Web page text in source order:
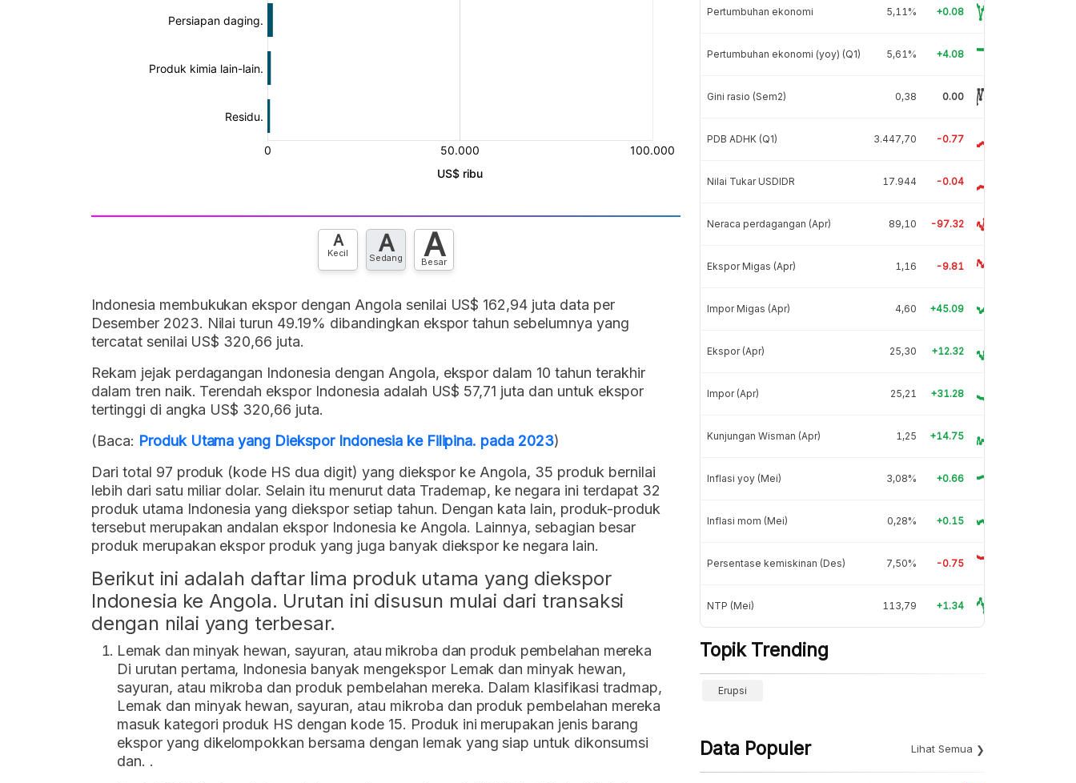
A
Kecil A
Sedang A
Besar
Indonesia membukukan ekspor dengan Angola senilai US$ 162,94 juta data per
Desember 2023. Nilai turun 49.19% dibandingkan ekspor tahun sebelumnya yang
tercatat senilai US$ 320,66 juta.
Rekam jejak perdagangan Indonesia dengan Angola, ekspor dalam 10 tahun terakhir
dalam tren naik. Terendah ekspor Indonesia adalah US$ 57,71 juta dan untuk ekspor
tertinggi di angka US$ 320,66 juta.
(Baca: Produk Utama yang Diekspor Indonesia ke Filipina. pada 2023)
Dari total 97 produk (kode HS dua digit) yang diekspor ke Angola, 35 produk bernilai
lebih dari satu miliar dolar. Selain itu menurut data Trademap, ke negara ini terdapat 32
produk utama Indonesia yang diekspor setiap tahun. Dengan kata lain, produk-produk
tersebut merupakan andalan ekspor Indonesia ke Angola. Lainnya, sebagian besar
produk merupakan ekspor produk yang juga banyak diekspor ke negara lain.
Berikut ini adalah daftar lima produk utama yang diekspor
Indonesia ke Angola. Urutan ini disusun mulai dari transaksi
dengan nilai yang terbesar.
Lemak dan minyak hewan, sayuran, atau mikroba dan produk pembelahan mereka
Di urutan pertama, Indonesia banyak mengekspor Lemak dan minyak hewan,
sayuran, atau mikroba dan produk pembelahan mereka. Dalam klasifikasi tradmap,
Lemak dan minyak hewan, sayuran, atau mikroba dan produk pembelahan mereka
masuk kategori produk HS dengan kode 15. Produk ini merupakan jenis barang
ekspor yang dikelompokkan bersama dengan lemak yang siap untuk dikonsumsi
dan. .
Pertumbuhan ekonomi 5,11% +0.08
Pertumbuhan ekonomi (yoy) (Q1) 5,61% +4.08
Gini rasio (Sem2) 0,38 0.00
PDB ADHK (Q1) 3.447,70 -0.77
Nilai Tukar USDIDR 17.944 -0.04
Neraca perdagangan (Apr) 89,10 -97.32
Ekspor Migas (Apr) 1,16 -9.81
Impor Migas (Apr) 4,60 +45.09
Ekspor (Apr) 25,30 +12.32
Impor (Apr) 25,21 +31.28
Kunjungan Wisman (Apr) 1,25 +14.75
Inflasi yoy (Mei) 3,08% +0.66
Inflasi mom (Mei) 0,28% +0.15
Persentase kemiskinan (Des) 7,50% -0.75
NTP (Mei) 113,79 +1.34
Topik Trending
Erupsi
Data Populer Lihat Semua